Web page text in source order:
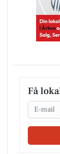
Få
Email